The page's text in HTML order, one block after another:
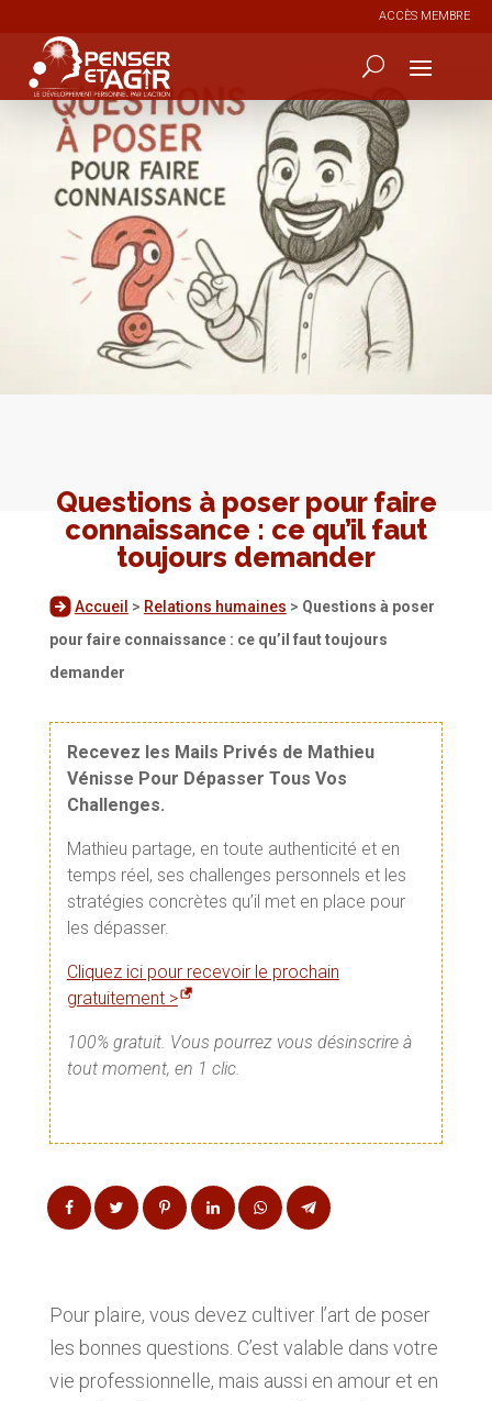
ACCÈS MEMBRE
Questions à poser pour faire
connaissance : ce qu’il faut
toujours demander
Accueil > Relations humaines > Questions à poser
pour faire connaissance : ce qu’il faut toujours
demander
Recevez les Mails Privés de Mathieu
Vénisse Pour Dépasser Tous Vos
Challenges.
Mathieu partage, en toute authenticité et en
temps réel, ses challenges personnels et les
stratégies concrètes qu’il met en place pour
les dépasser.
Cliquez ici pour recevoir le prochain
gratuitement >
100% gratuit. Vous pourrez vous désinscrire à
tout moment, en 1 clic.
Pour plaire, vous devez cultiver l’art de poser
les bonnes questions. C’est valable dans votre
vie professionnelle, mais aussi en amour et en